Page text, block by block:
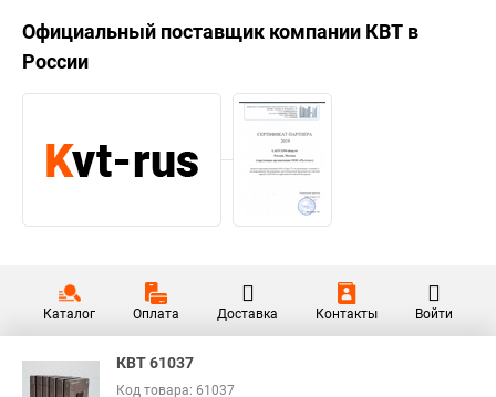
Официальный поставщик компании КВТ в
России
Каталог Оплата Доставка Контакты Войти
КВТ 61037
Код товара: 61037